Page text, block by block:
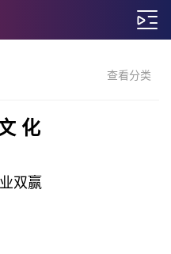
查看分类
化
双赢